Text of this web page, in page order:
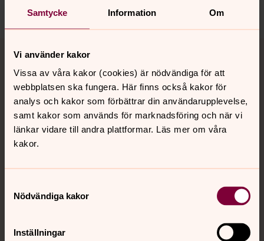
Samtycke Information Om
Vi använder kakor
Vissa av våra kakor (cookies) är nödvändiga för att
webbplatsen ska fungera. Här finns också kakor för
analys och kakor som förbättrar din användarupplevelse,
samt kakor som används för marknadsföring och när vi
länkar vidare till andra plattformar. Läs mer om våra
kakor.
Nödvändiga kakor
Inställningar
Kontakt
Kalender
Hitta snabbt
Sociala kanaler